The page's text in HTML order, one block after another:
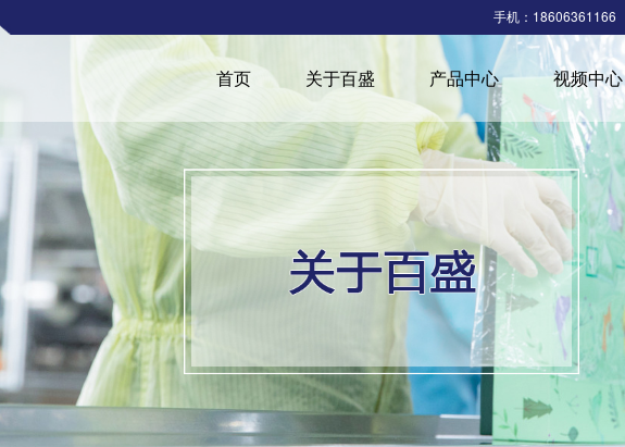
手机：18606361166
首页 关于百盛 产品中心 视频中心